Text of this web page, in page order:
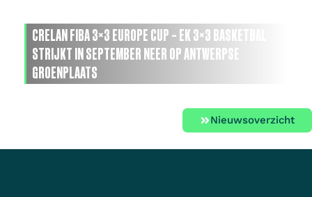
CRELAN FIBA 3×3 EUROPE CUP – EK 3×3 BASKETBAL
STRIJKT IN SEPTEMBER NEER OP ANTWERPSE
GROENPLAATS
Nieuwsoverzicht